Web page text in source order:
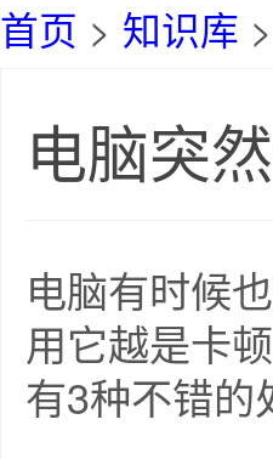
首页 > 知识库
电脑突
电脑有时候
用它越是卡
有3种不错的